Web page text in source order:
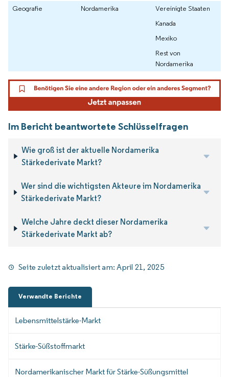
Geografie Nordamerika
Vereinigte Staaten
Kanada
Mexiko
Rest von
Nordamerika
Im Bericht beantwortete Schlüsselfragen
Wie groß ist der aktuelle Nordamerika
Stärkederivate Markt?
Wer sind die wichtigsten Akteure im Nordamerika
Stärkederivate Markt?
Welche Jahre deckt dieser Nordamerika
Stärkederivate Markt ab?
Seite zuletzt aktualisiert am:April 21, 2025
Verwandte Berichte
Lebensmittelstärke-Markt
Stärke-Süßstoffmarkt
Nordamerikanischer Markt für Stärke-Süßungsmittel